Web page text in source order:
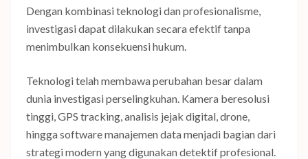
Dengan kombinasi teknologi dan profesionalisme,
investigasi dapat dilakukan secara efektif tanpa
menimbulkan konsekuensi hukum.
Teknologi telah membawa perubahan besar dalam
dunia investigasi perselingkuhan. Kamera beresolusi
tinggi, GPS tracking, analisis jejak digital, drone,
hingga software manajemen data menjadi bagian dari
strategi modern yang digunakan detektif profesional.